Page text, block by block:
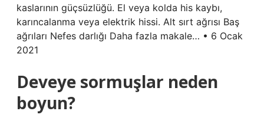
kaslarının güçsüzlüğü. El veya kolda his kaybı,
karıncalanma veya elektrik hissi. Alt sırt ağrısı Baş
ağrıları Nefes darlığı Daha fazla makale… • 6 Ocak
2021
Deveye sormuşlar neden
boyun?